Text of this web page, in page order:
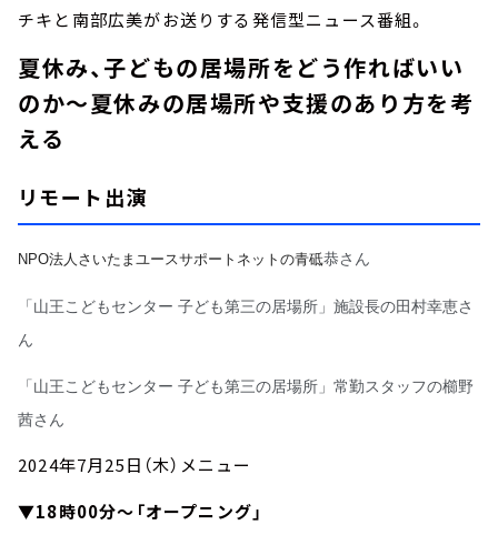
チキと南部広美がお送りする発信型ニュース番組。
夏休み、子どもの居場所をどう作ればいい
のか～夏休みの居場所や支援のあり方を考
える
リモート出演
NPO法人さいたまユースサポートネットの青砥恭さん
「山王こどもセンター 子ども第三の居場所」施設長の田村幸恵さ
ん
「山王こどもセンター 子ども第三の居場所」常勤スタッフの櫛野
茜さん
2024年7月25日（木）メニュー
▼18時00分～「オープニング」